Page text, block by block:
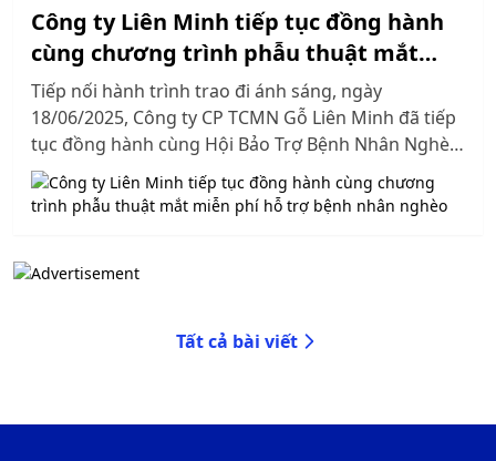
bày và công bố hơn 100 yêu cầu đơn hàng, đồng
thời tổ chức hơn 200 phiên kết nối 1-1 với các nhà
cung cấp tiềm năng. Sự kiện đã tạo cầu nối hiệu
quả giữa các doanh nghiệp và được ban tổ chức
GEIMS đánh giá cao.
Công ty Liên Minh tiếp tục đồng hành
cùng chương trình phẫu thuật mắt
miễn phí hỗ trợ bệnh nhân nghèo
Tiếp nối hành trình trao đi ánh sáng, ngày
18/06/2025, Công ty CP TCMN Gỗ Liên Minh đã tiếp
tục đồng hành cùng Hội Bảo Trợ Bệnh Nhân Nghèo
TP. HCM trong chương trình “Mổ mắt miễn phí đem
lại ánh sáng cho Bệnh nhân nghèo” tại Bệnh viện
Giao thông vận tải TP. HCM. Đây là buổi phẫu thuật
ngày 28/05.
Tất cả bài viết